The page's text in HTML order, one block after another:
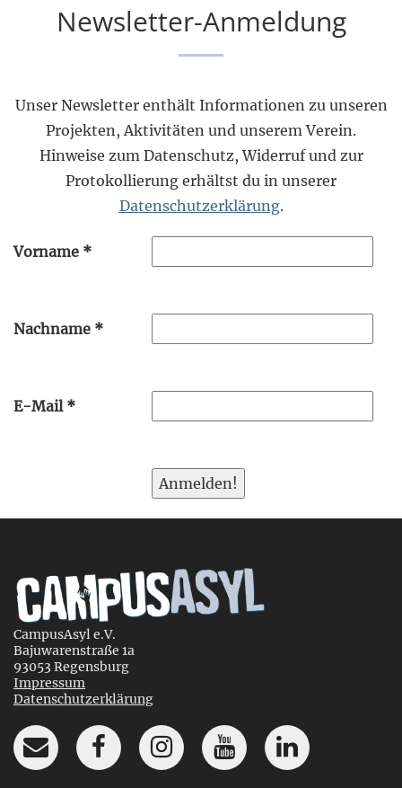
Newsletter-Anmeldung
Unser Newsletter enthält Informationen zu unseren
Projekten, Aktivitäten und unserem Verein.
Hinweise zum Datenschutz, Widerruf und zur
Protokollierung erhältst du in unserer
Datenschutzerklärung.
Vorname *
Nachname *
E-Mail *
CampusAsyl e.V.
Bajuwarenstraße 1a
93053 Regensburg
Impressum
Datenschutzerklärung